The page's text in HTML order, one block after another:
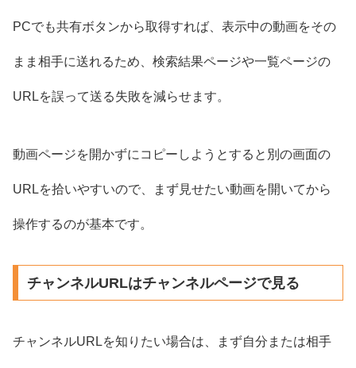
PCでも共有ボタンから取得すれば、表示中の動画をその
まま相手に送れるため、検索結果ページや一覧ページの
URLを誤って送る失敗を減らせます。
動画ページを開かずにコピーしようとすると別の画面の
URLを拾いやすいので、まず見せたい動画を開いてから
操作するのが基本です。
チャンネルURLはチャンネルページで見る
チャンネルURLを知りたい場合は、まず自分または相手